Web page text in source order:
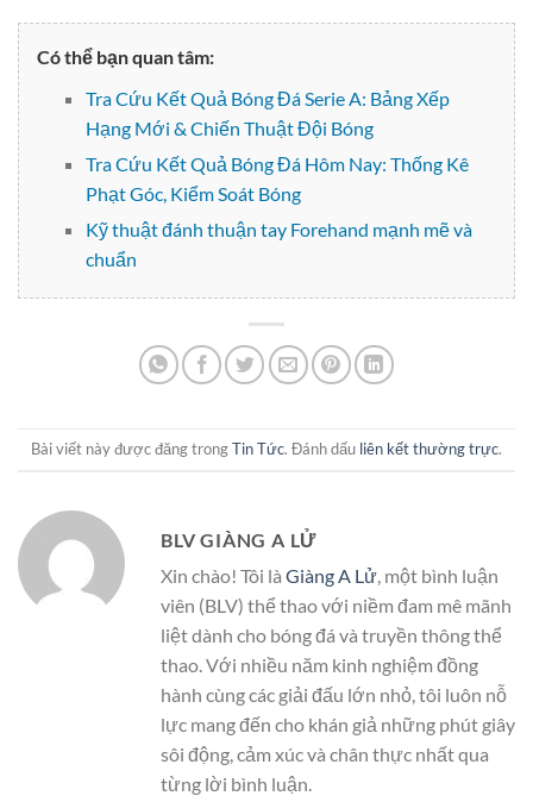
Có thể bạn quan tâm:
Tra Cứu Kết Quả Bóng Đá Serie A: Bảng Xếp
Hạng Mới & Chiến Thuật Đội Bóng
Tra Cứu Kết Quả Bóng Đá Hôm Nay: Thống Kê
Phạt Góc, Kiểm Soát Bóng
Kỹ thuật đánh thuận tay Forehand mạnh mẽ và
chuẩn
Bài viết này được đăng trongTin Tức. Đánh dấu liên kết thường trực.
BLV GIÀNG A LỬ
Xin chào! Tôi là Giàng A Lử , một bình luận
viên (BLV) thể thao với niềm đam mê mãnh
liệt dành cho bóng đá và truyền thông thể
thao. Với nhiều năm kinh nghiệm đồng
hành cùng các giải đấu lớn nhỏ, tôi luôn nỗ
lực mang đến cho khán giả những phút giây
sôi động, cảm xúc và chân thực nhất qua
từng lời bình luận.